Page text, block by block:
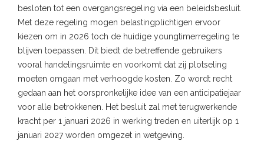
besloten tot een overgangsregeling via een beleidsbesluit.
Met deze regeling mogen belastingplichtigen ervoor
kiezen om in 2026 toch de huidige youngtimerregeling te
blijven toepassen. Dit biedt de betreffende gebruikers
vooral handelingsruimte en voorkomt dat zij plotseling
moeten omgaan met verhoogde kosten. Zo wordt recht
gedaan aan het oorspronkelijke idee van een anticipatiejaar
voor alle betrokkenen. Het besluit zal met terugwerkende
kracht per 1 januari 2026 in werking treden en uiterlijk op 1
januari 2027 worden omgezet in wetgeving.